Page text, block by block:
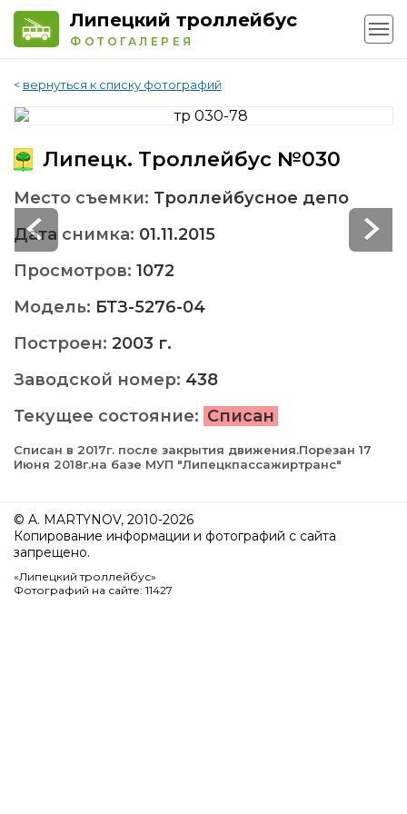
Липецкий троллейбус
ФОТОГАЛЕРЕЯ
< вернуться к списку фотографий
Липецк. Троллейбус №030
Место съемки: Троллейбусное депо
Дата снимка: 01.11.2015
Просмотров: 1072
Модель: БТЗ-5276-04
Построен: 2003 г.
Заводской номер: 438
Текущее состояние: Списан
Списан в 2017г. после закрытия движения.Порезан 17
Июня 2018г.на базе МУП "Липецкпассажиртранс"
© A. MARTYNOV, 2010-2026
Копирование информации и фотографий с сайта
запрещено.
«Липецкий троллейбус»
Фотографий на сайте: 11427